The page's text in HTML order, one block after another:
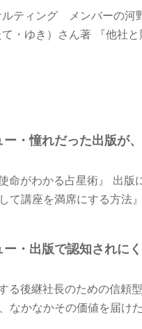
ティング メンバーの河
て・ゆき）さん著 『他社
ー・憧れだった出版が
がわかる占星術』 出版
講座を満席にする方法
ー・出版で認知されに
後継社長のための信頼
なかなかその価値を届け